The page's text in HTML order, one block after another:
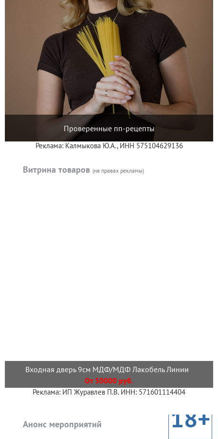
Проверенные пп-рецепты
Реклама: Калмыкова Ю.А., ИНН 575104629136
Витрина товаров (на правах рекламы)
Входная дверь 9см МДФ/МДФ Лакобель Линии
От 30000 руб.
Реклама: ИП Журавлев П.В. ИНН: 571601114404
Анонс мероприятий 18+